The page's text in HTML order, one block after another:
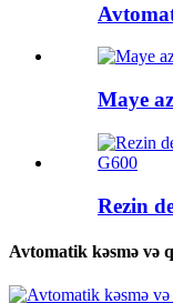
Maye
Rezin
Avtomatik kəsmə və